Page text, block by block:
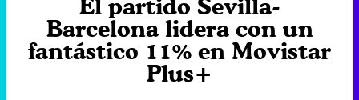
El partido Sevilla-
Barcelona lidera con un
fantástico 11% en Movistar
Plus+